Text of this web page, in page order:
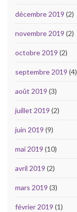
décembre 2019 (2)
novembre 2019 (2)
octobre 2019 (2)
septembre 2019 (4)
août 2019 (3)
juillet 2019 (2)
juin 2019 (9)
mai 2019 (10)
avril 2019 (2)
mars 2019 (3)
février 2019 (1)